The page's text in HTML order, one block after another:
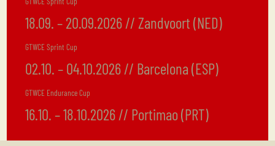
18.09. – 20.09.2026 // Zandvoort (NED)
GTWCE Sprint Cup
02.10. – 04.10.2026 // Barcelona (ESP)
GTWCE Endurance Cup
16.10. – 18.10.2026 // Portimao (PRT)